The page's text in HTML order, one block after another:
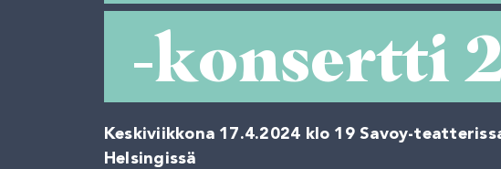
-konsertti
Keskiviikkona 17.4.2024 klo 19 Savoy-
Helsingissä